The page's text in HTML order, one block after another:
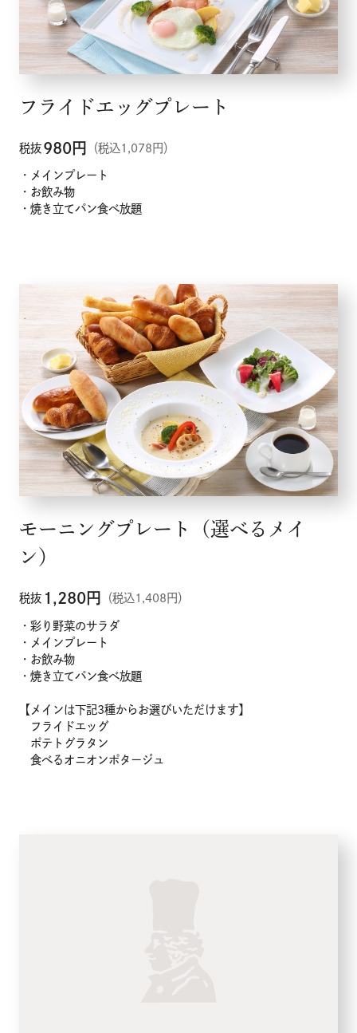
お知らせ
企業情報
採用情報
店舗検索
フライドエッグプレート
税抜 980円 （税込1,078円）
・メインプレート
・お飲み物
・焼き立てパン食べ放題
モーニングプレート（選べるメイ
ン）
税抜 1,280円 （税込1,408円）
・彩り野菜のサラダ
・メインプレート
・お飲み物
・焼き立てパン食べ放題
【メインは下記3種からお選びいただけます】
フライドエッグ
ポテトグラタン
食べるオニオンポタージュ